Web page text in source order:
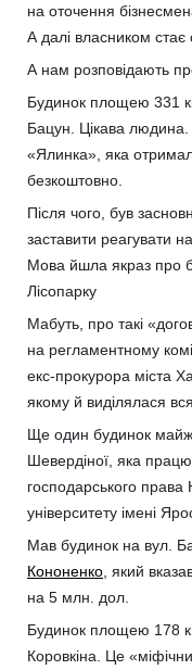
на оточення
А далі власником стає
А нам розповідають
Будинок площею 331
Бацун. Цікава
«Ялинка», яка
безкоштовно.
Після чого, був
заставити реагувати
Мова йшла якраз про
Лісопарку
Мабуть, про такі
на регламентному
екс-прокурора міста
якому й виділялася
Ще один будинок
Шевердіної, яка
господарського
університету імені
Мав будинок на вул.
Кононенко , який
на 5 млн. дол.
Будинок площею 178
Коровкіна. Це